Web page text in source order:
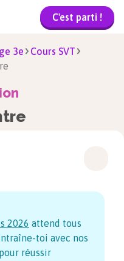
C'est parti !
3e
Cours SVT
2026 attend tous
toi avec nos
pour réussir